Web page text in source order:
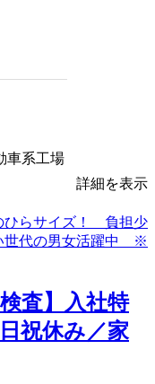
車系工場
詳細を表示
査】入社特
祝休み／家